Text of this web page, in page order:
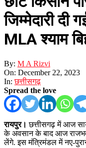
जिम्मेदारी
MLA श्याम
By: M A Rizvi
On: December 22, 2023
In: छत्तीसगढ़
Spread the love
रायपुर। छत्तीसगढ़ में आज
के अवसान के बाद आज
लेंगे. इस मंत्रिमंडल में नए-